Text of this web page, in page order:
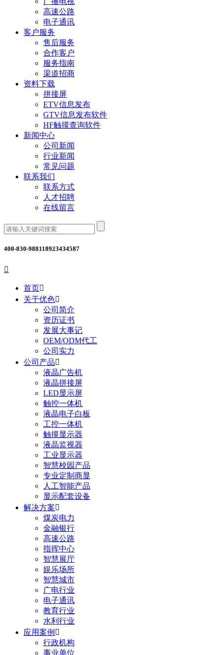
高速公路
电子通讯
客户服务
售后服务
合作客户
服务指南
渠道招商
资料下载
拼接屏
ETV信息发布
GTV信息发布软件
HF触摸查询软件
新闻中心
公司新闻
行业新闻
常见问题
联系我们
联系方式
人才招聘
在线留言
400-830-988118923434587

首页
关于优色
公司简介
资历证书
发展大事记
OEM/ODM代工
公司实力
公司产品
液晶广告机
液晶拼接屏
LED显示屏
触控一体机
液晶电子白板
工控一体机
触摸显示器
液晶监视器
工业显示器
智慧校园产品
专业定制商显
人工智能产品
显示配套设备
解决方案
煤炭电力
金融银行
高速公路
指挥中心
智慧展厅
娱乐场所
智慧城市
广电行业
电子通讯
教育行业
水利行业
应用案例 
行政机构
事业单位